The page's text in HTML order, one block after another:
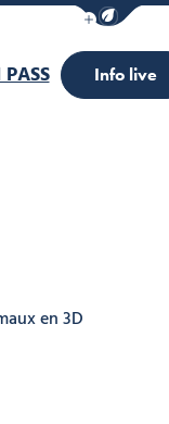
Afficher
Info live
en 3D